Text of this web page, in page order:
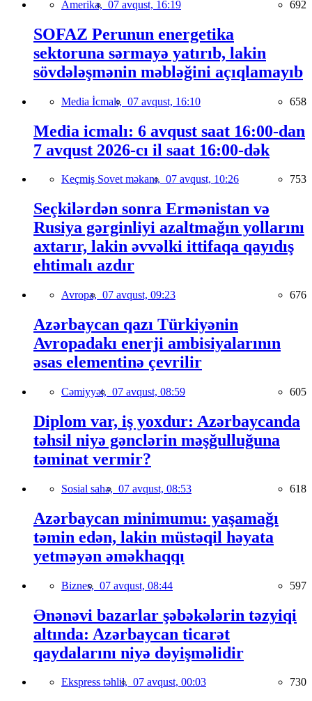
Amerika, 07 avqust, 16:19 692
SOFAZ Perunun energetika
sektoruna sərmayə yatırıb, lakin
sövdələşmənin məbləğini açıqlamayıb
Media İcmalı, 07 avqust, 16:10 658
Media icmalı: 6 avqust saat 16:00-dan
7 avqust 2026-cı il saat 16:00-dək
Keçmiş Sovet məkanı, 07 avqust, 10:26 753
Seçkilərdən sonra Ermənistan və
Rusiya gərginliyi azaltmağın yollarını
axtarır, lakin əvvəlki ittifaqa qayıdış
ehtimalı azdır
Avropa, 07 avqust, 09:23 676
Azərbaycan qazı Türkiyənin
Avropadakı enerji ambisiyalarının
əsas elementinə çevrilir
Cəmiyyət, 07 avqust, 08:59 605
Diplom var, iş yoxdur: Azərbaycanda
təhsil niyə gənclərin məşğulluğuna
təminat vermir?
Sosial sahə, 07 avqust, 08:53 618
Azərbaycan minimumu: yaşamağı
təmin edən, lakin müstəqil həyata
yetməyən əməkhaqqı
Biznes, 07 avqust, 08:44 597
Ənənəvi bazarlar şəbəkələrin təzyiqi
altında: Azərbaycan ticarət
qaydalarını niyə dəyişməlidir
Ekspress təhlil, 07 avqust, 00:03 730